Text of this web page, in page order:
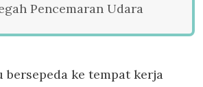
Pencemaran Udara
bersepeda ke tempat kerja